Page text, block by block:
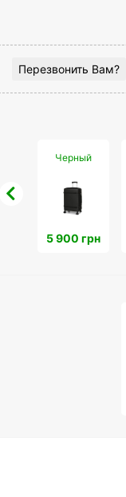
Перезвонить Вам?
Черный
5 900 грн